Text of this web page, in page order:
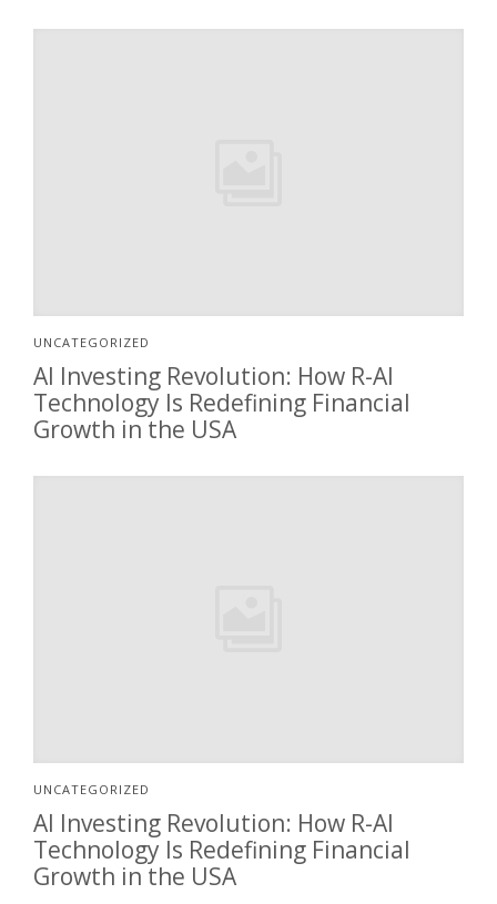
UNCATEGORIZED
AI Investing Revolution: How R-AI
Technology Is Redefining Financial
Growth in the USA
UNCATEGORIZED
AI Investing Revolution: How R-AI
Technology Is Redefining Financial
Growth in the USA